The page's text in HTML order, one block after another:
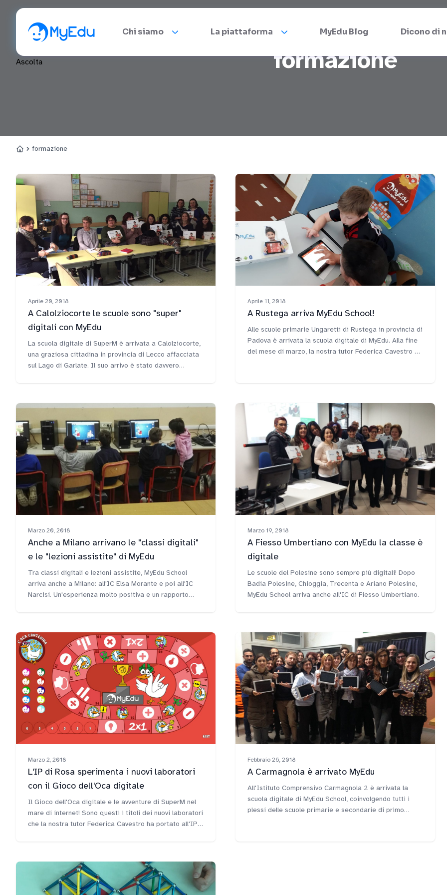
Chi siamo La piattaforma MyEdu Blog Dicono di
Ascolta formazione
Homeformazione
Aprile 20, 2018
A Calolziocorte le scuole sono "super"
digitali con MyEdu
La scuola digitale di SuperM è arrivata a Calolziocorte,
una graziosa cittadina in provincia di Lecco affacciata
sul Lago di Garlate. Il suo arrivo è stato davvero
comprende primarie e secondarie di primo grado anche
dei paesi limitrofi: Carenna, Torre de Busi, Monte
Marenzo, Rossino, Vercurago, Sala di Calolziocorte,
Foppenico, Erve.
Aprile 11, 2018
A Rustega arriva MyEdu School!
Alle scuole primarie Ungaretti di Rustega in provincia di
Padova è arrivata la scuola digitale di MyEdu. Alla fine
del mese di marzo, la nostra tutor Federica Cavestro ha
Marzo 20, 2018
Anche a Milano arrivano le "classi digitali"
e le "lezioni assistite" di MyEdu
Tra classi digitali e lezioni assistite, MyEdu School
arriva anche a Milano: all'IC Elsa Morante e poi all'IC
Narcisi. Un'esperienza molto positiva e un rapporto
ha permesso di proporre oltre ai laboratori didattici
anche delle "lezioni assistite" in affiancamento ai
docenti durante le "tradizionali" ore di scuola.
Marzo 19, 2018
A Fiesso Umbertiano con MyEdu la classe è
digitale
Le scuole del Polesine sono sempre più digitali! Dopo
Badia Polesine, Chioggia, Trecenta e Ariano Polesine,
MyEdu School arriva anche all'IC di Fiesso Umbertiano.
Marzo 2, 2018
L'IP di Rosa sperimenta i nuovi laboratori
con il Gioco dell'Oca digitale
Il Gioco dell'Oca digitale e le avventure di SuperM nel
mare di internet! Sono questi i titoli dei nuovi laboratori
che la nostra tutor Federica Cavestro ha portato all'IP
Febbraio 26, 2018
A Carmagnola è arrivato MyEdu
All'Istituto Comprensivo Carmagnola 2 è arrivata la
scuola digitale di MyEdu School, coinvolgendo tutti i
plessi delle scuole primarie e secondarie di primo